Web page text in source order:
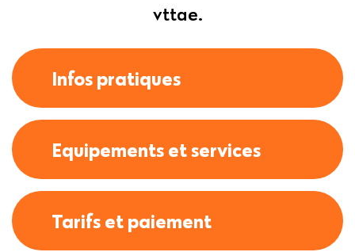
vttae.
Infos pratiques
Equipements et services
Tarifs et paiement